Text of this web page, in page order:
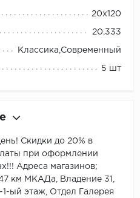
20x120
20.333
Классика,Современный
5 шт
Скидки до 20% в
при оформлении
Адреса магазинов;
км МКАДа, Владение 31,
ый этаж, Отдел Галерея